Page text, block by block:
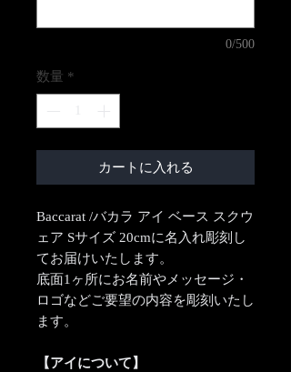
0/500
数量 *
カートに入れる
Baccarat /バカラ アイ ベース スクウ
ェア Sサイズ 20cmに名入れ彫刻し
てお届けいたします。
底面1ヶ所にお名前やメッセージ・
ロゴなどご要望の内容を彫刻いたし
ます。
【アイについて】